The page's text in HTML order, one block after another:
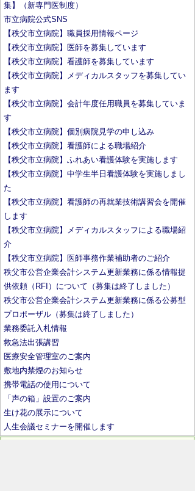
集】（新専門医制度）
市立病院公式SNS
【秩父市立病院】職員採用情報ページ
【秩父市立病院】医師を募集しています
【秩父市立病院】看護師を募集しています
【秩父市立病院】メディカルスタッフを募集してい
ます
【秩父市立病院】会計年度任用職員を募集していま
す
【秩父市立病院】個別病院見学の申し込み
【秩父市立病院】看護師による職場紹介
【秩父市立病院】ふれあい看護体験を実施します
【秩父市立病院】中学生半日看護体験を実施しまし
た
【秩父市立病院】看護師の再就業技術講習会を開催
します
【秩父市立病院】メディカルスタッフによる職場紹
介
【秩父市立病院】医師事務作業補助者のご紹介
秩父市公営企業会計システム更新業務に係る情報提
供依頼（RFI）について（募集は終了しました）
秩父市公営企業会計システム更新業務に係る公募型
プロポーザル（募集は終了しました）
業務委託入札情報
救急法出張講習
医療安全管理室のご案内
敷地内禁煙のお知らせ
携帯電話の使用について
「声の箱」設置のご案内
生け花の展示について
人生会議セミナーを開催します